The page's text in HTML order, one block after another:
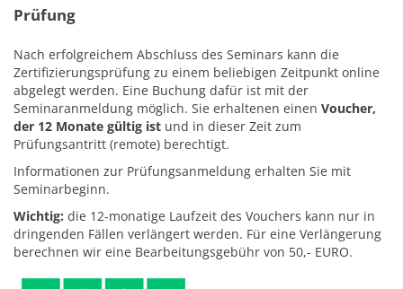
Prüfung
Nach erfolgreichem Abschluss des Seminars kann die
Zertifizierungsprüfung zu einem beliebigen Zeitpunkt online
abgelegt werden. Eine Buchung dafür ist mit der
Seminaranmeldung möglich. Sie erhaltenen einen Voucher,
der 12 Monate gültig ist und in dieser Zeit zum
Prüfungsantritt (remote) berechtigt.
Informationen zur Prüfungsanmeldung erhalten Sie mit
Seminarbeginn.
Wichtig: die 12-monatige Laufzeit des Vouchers kann nur in
dringenden Fällen verlängert werden. Für eine Verlängerung
berechnen wir eine Bearbeitungsgebühr von 50,- EURO.